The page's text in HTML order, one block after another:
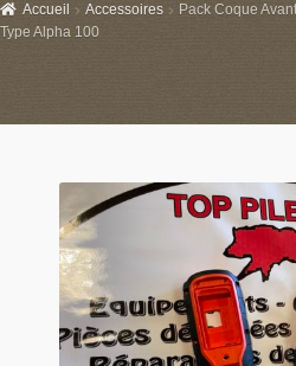
Conditions générales de ventes
Produits populaires
Qui sommes-nous
Accueil Accessoires
Pack Coque
Type Alpha 100